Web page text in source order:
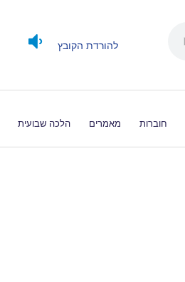
להורדת הקובץ
חוברות מאמרים הלכה שבועית